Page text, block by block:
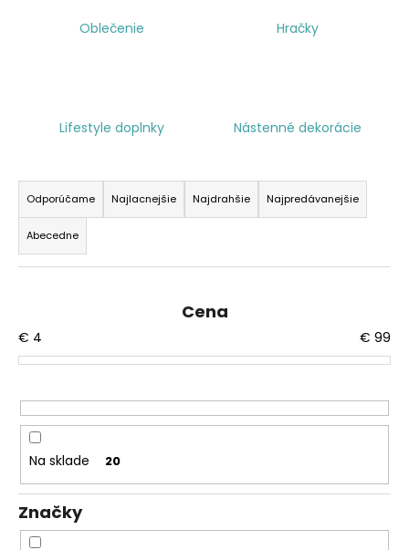
Oblečenie Hračky
Lifestyle doplnky Nástenné dekorácie
R
a
d
e
n
p
r
d
u
k
t
o
v
Odporúčame Najlacnejšie Najdrahšie Najpredávanejšie
Abecedne
Cena
€ 4 € 99
Na sklade 20
Značky
O
d
p
o
r
a
m
e